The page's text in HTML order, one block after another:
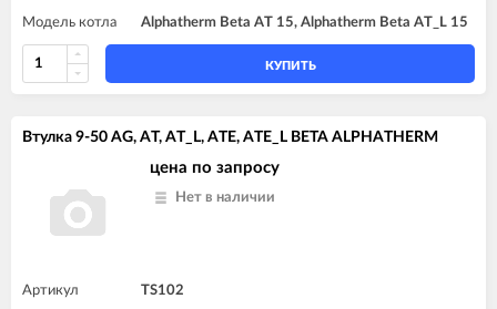
Модель котла Alphatherm Beta AT 15, Alphatherm Beta AT_L 15
КУПИТЬ
Втулка 9-50 AG, AT, AT_L, ATE, ATE_L BETA ALPHATHERM
цена по запросу
Нет в наличии
Артикул TS102